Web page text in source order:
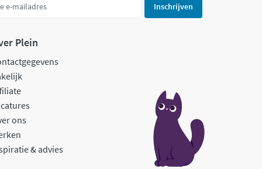
Inschrijven
Plein
ons
& advies